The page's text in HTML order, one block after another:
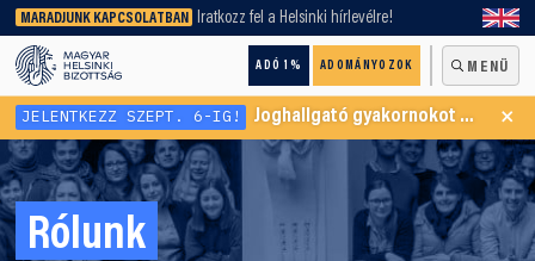
MARADJUNK KAPCSOLATBAN Iratkozz fel a Helsinki hírlevélre!
ADÓ 1% ADOMÁNYOZOK MENÜ
keresőnket!
JELENTKEZZ SZEPT. 6-IG! Joghallgató gyakornokot keresünk Menekültügyi Programunkba ×
Rólunk